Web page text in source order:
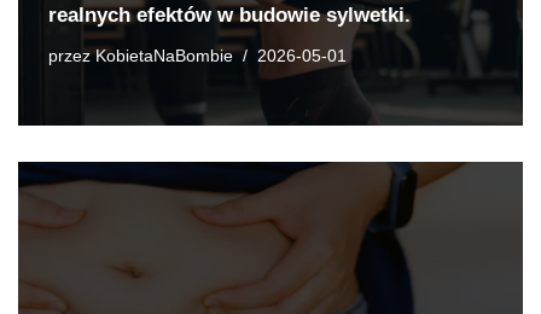
realnych efektów w budowie sylwetki.
przezKobietaNaBombie 2026-05-01